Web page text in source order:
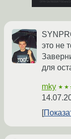
это не
для
mky